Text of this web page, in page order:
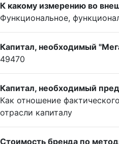
К какому измерению во
Функциональное,
Капитал, необходимый
49470
Капитал, необходимый
Как отношение
отрасли капиталу
Стоимость бренда по